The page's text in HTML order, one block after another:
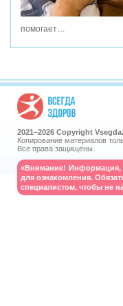
помогает…
2021–2026 Copyright
Копирование материалов
Все права защищены.
«Внимание! Информация,
для ознакомления.
специалистом, чтобы не